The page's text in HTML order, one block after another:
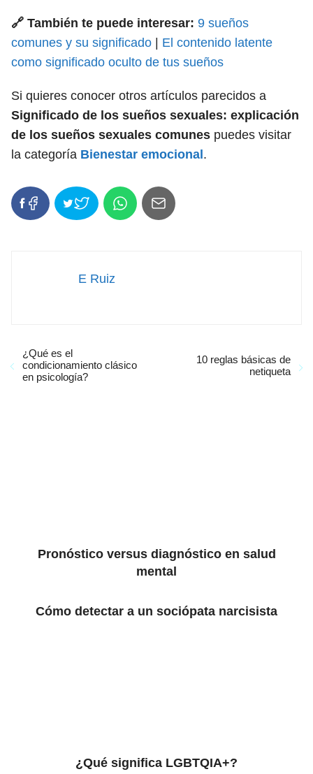
🔗 También te puede interesar: 9 sueños
comunes y su significado
El contenido latente
como significado oculto de tus sueños
Si quieres conocer otros artículos parecidos a
Significado de los sueños sexuales: explicación
de los sueños sexuales comunes puedes visitar
la categoría Bienestar emocional .
E Ruiz
¿Qué es el
condicionamiento clásico
en psicología?
10 reglas básicas de
netiqueta
Pronóstico versus diagnóstico en salud
mental
Cómo detectar a un sociópata narcisista
¿Qué significa LGBTQIA+?